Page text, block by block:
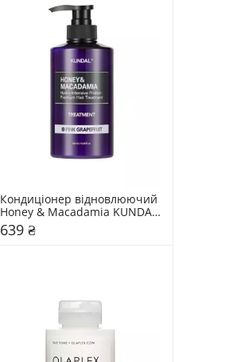
Кондиціонер відновлюючий
Honey & Macadamia KUNDAL
"Pink Grapefruit"
639 ₴